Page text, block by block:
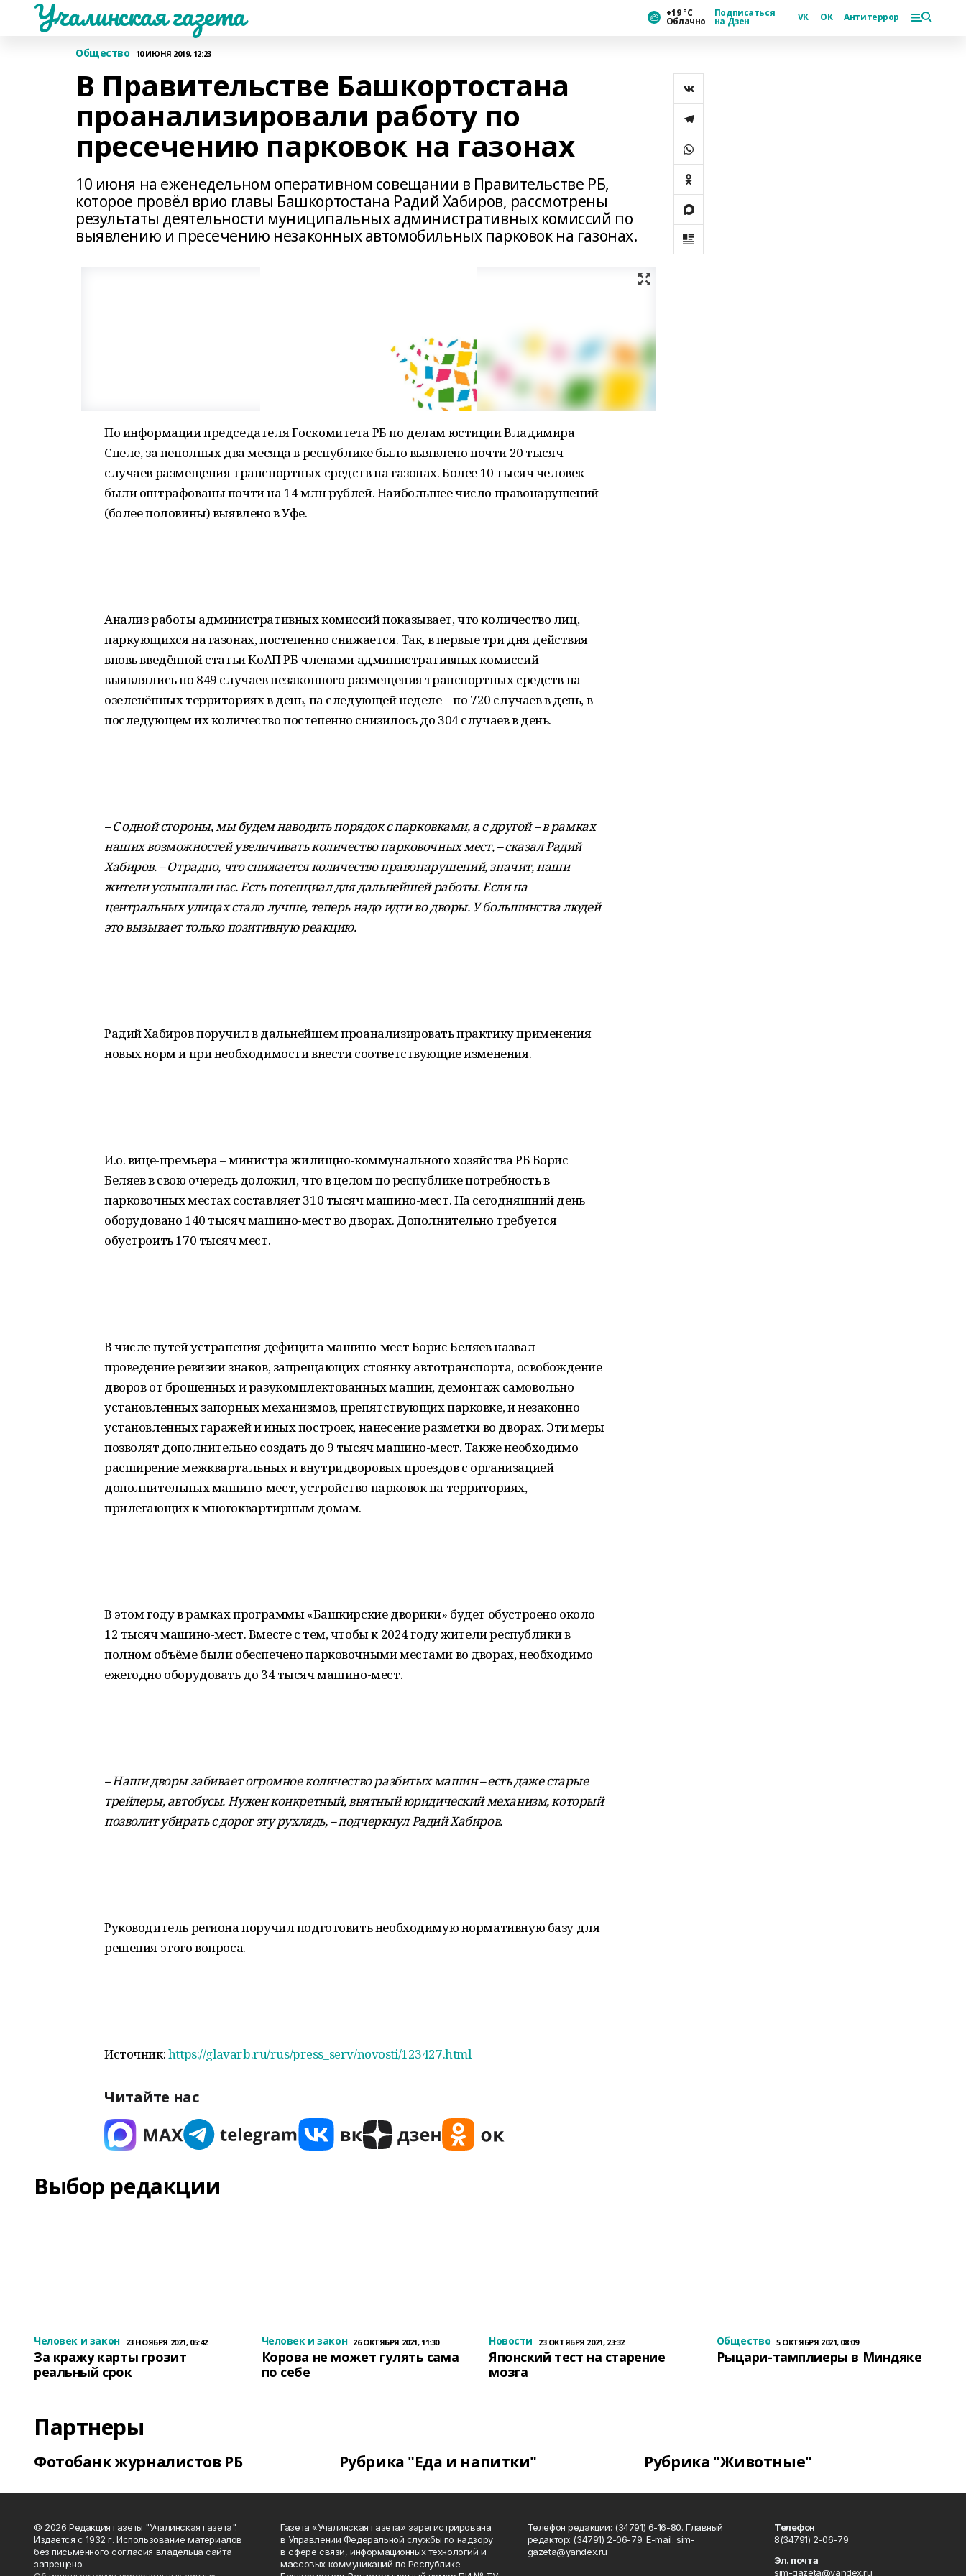
Учалинская газета +19 °С
Облачно
Подписаться
на Дзен VK ОК Антитеррор
Общество 10 ИЮНЯ 2019, 12:23
В Правительстве Башкортостана
проанализировали работу по
пресечению парковок на газонах
10 июня на еженедельном оперативном совещании в Правительстве РБ,
которое провёл врио главы Башкортостана Радий Хабиров, рассмотрены
результаты деятельности муниципальных административных комиссий по
выявлению и пресечению незаконных автомобильных парковок на газонах.
По информации председателя Госкомитета РБ по делам юстиции Владимира
Спеле, за неполных два месяца в республике было выявлено почти 20 тысяч
случаев размещения транспортных средств на газонах. Более 10 тысяч человек
были оштрафованы почти на 14 млн рублей. Наибольшее число правонарушений
(более половины) выявлено в Уфе.
Анализ работы административных комиссий показывает, что количество лиц,
паркующихся на газонах, постепенно снижается. Так, в первые три дня действия
вновь введённой статьи КоАП РБ членами административных комиссий
выявлялись по 849 случаев незаконного размещения транспортных средств на
озеленённых территориях в день, на следующей неделе – по 720 случаев в день, в
последующем их количество постепенно снизилось до 304 случаев в день.
– С одной стороны, мы будем наводить порядок с парковками, а с другой – в рамках
наших возможностей увеличивать количество парковочных мест, – сказал Радий
Хабиров. – Отрадно, что снижается количество правонарушений, значит, наши
жители услышали нас. Есть потенциал для дальнейшей работы. Если на
центральных улицах стало лучше, теперь надо идти во дворы. У большинства людей
это вызывает только позитивную реакцию.
Радий Хабиров поручил в дальнейшем проанализировать практику применения
новых норм и при необходимости внести соответствующие изменения.
И.о. вице-премьера – министра жилищно-коммунального хозяйства РБ Борис
Беляев в свою очередь доложил, что в целом по республике потребность в
парковочных местах составляет 310 тысяч машино-мест. На сегодняшний день
оборудовано 140 тысяч машино-мест во дворах. Дополнительно требуется
обустроить 170 тысяч мест.
В числе путей устранения дефицита машино-мест Борис Беляев назвал
проведение ревизии знаков, запрещающих стоянку автотранспорта, освобождение
дворов от брошенных и разукомплектованных машин, демонтаж самовольно
установленных запорных механизмов, препятствующих парковке, и незаконно
установленных гаражей и иных построек, нанесение разметки во дворах. Эти меры
позволят дополнительно создать до 9 тысяч машино-мест. Также необходимо
расширение межквартальных и внутридворовых проездов с организацией
дополнительных машино-мест, устройство парковок на территориях,
прилегающих к многоквартирным домам.
В этом году в рамках программы «Башкирские дворики» будет обустроено около
12 тысяч машино-мест. Вместе с тем, чтобы к 2024 году жители республики в
полном объёме были обеспечено парковочными местами во дворах, необходимо
ежегодно оборудовать до 34 тысяч машино-мест.
– Наши дворы забивает огромное количество разбитых машин – есть даже старые
трейлеры, автобусы. Нужен конкретный, внятный юридический механизм, который
позволит убирать с дорог эту рухлядь, – подчеркнул Радий Хабиров.
Руководитель региона поручил подготовить необходимую нормативную базу для
решения этого вопроса.
Источник:https://glavarb.ru/rus/press_serv/novosti/123427.html
Читайте нас
Выбор редакции
Человек и закон 23 НОЯБРЯ 2021, 05:42
За кражу карты грозит
реальный срок
Человек и закон 26 ОКТЯБРЯ 2021, 11:30
Корова не может гулять сама
по себе
Новости 23 ОКТЯБРЯ 2021, 23:32
Японский тест на старение
мозга
Общество 5 ОКТЯБРЯ 2021, 08:09
Рыцари-тамплиеры в Миндяке
Партнеры
Фотобанк журналистов РБ Рубрика "Еда и напитки" Рубрика "Животные"
© 2026 Редакция газеты "Учалинская газета".
Издается с 1932 г. Использование материалов
без письменного согласия владельца сайта
запрещено.
Газета «Учалинская газета» зарегистрирована
в Управлении Федеральной службы по надзору
в сфере связи, информационных технологий и
массовых коммуникаций по Республике
Телефон редакции: (34791) 6-16-80. Главный
редактор: (34791) 2-06-79. Е-mаil: sim-
gazeta@yandex.ru
Телефон
8(34791) 2-06-79
Эл. почта
sim-gazeta@yandex.ru